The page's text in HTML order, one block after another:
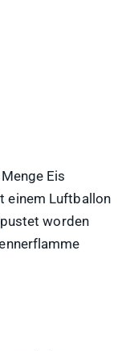
Eis
einem Luftballon
worden